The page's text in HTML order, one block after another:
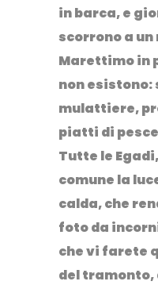
in barca, e
scorrono a
Marettimoin
non esistono:
mulattiere,
piatti di
Tutte le
comune la
calda, che
foto da
che vi farete
del